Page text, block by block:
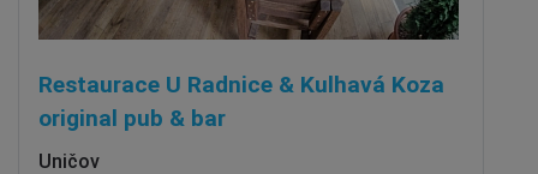
Restaurace U Radnice & Kulhavá Koza
original pub & bar
Uničov